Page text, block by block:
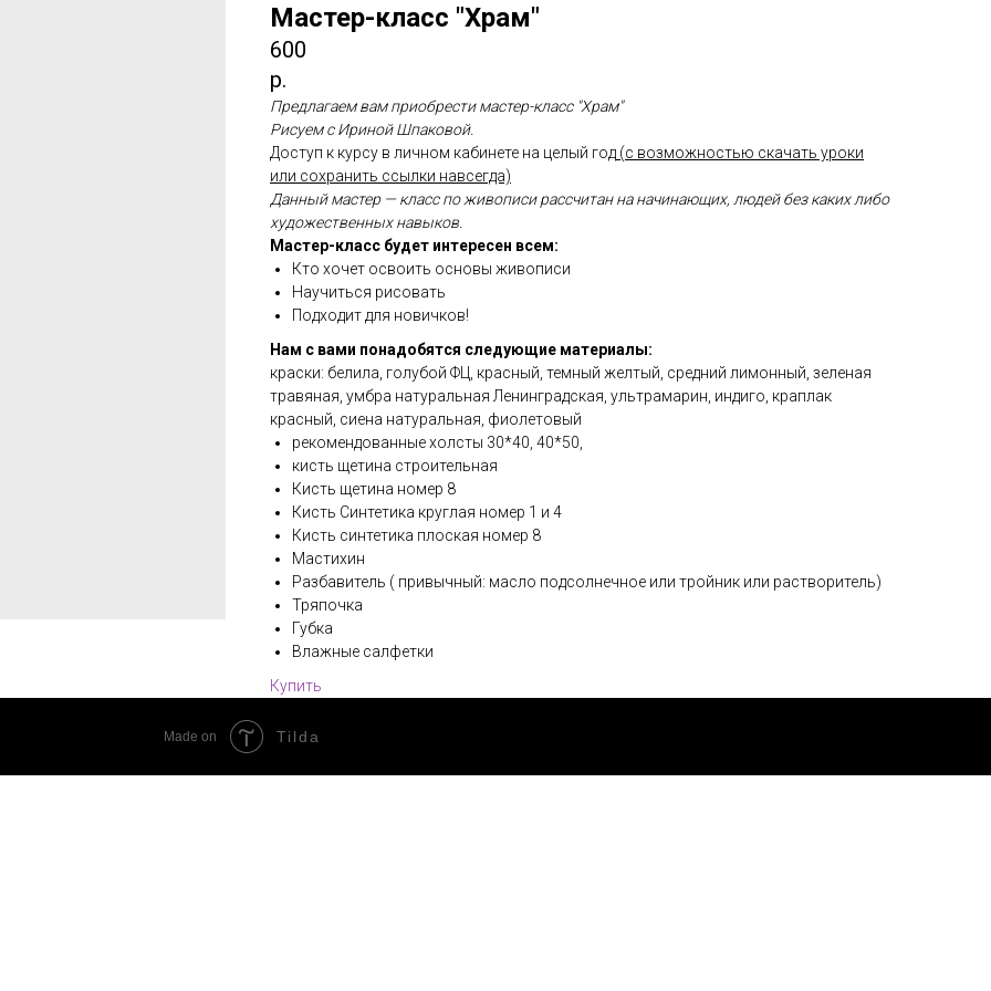
Мастер-класс "Храм"
600
р.
Предлагаем вам приобрести мастер-класс "Храм"
Рисуем с Ириной Шпаковой.
Доступ к курсу в личном кабинете на целый год (с возможностью скачать уроки
или сохранить ссылки навсегда)
Данный мастер — класс по живописи рассчитан на начинающих, людей без каких либо
художественных навыков.
Мастер-класс будет интересен всем:
Кто хочет освоить основы живописи
Научиться рисовать
Подходит для новичков!
Нам с вами понадобятся следующие материалы:
краски: белила, голубой ФЦ, красный, темный желтый, средний лимонный, зеленая
травяная, умбра натуральная Ленинградская, ультрамарин, индиго, краплак
красный, сиена натуральная, фиолетовый
рекомендованные холсты 30*40, 40*50,
кисть щетина строительная
Кисть щетина номер 8
Кисть Синтетика круглая номер 1 и 4
Кисть синтетика плоская номер 8
Мастихин
Разбавитель ( привычный: масло подсолнечное или тройник или растворитель)
Тряпочка
Губка
Влажные салфетки
Купить
Made on Tilda